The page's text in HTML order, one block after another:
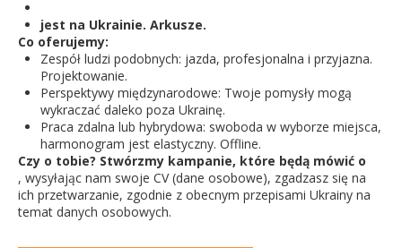
jest na Ukrainie. Arkusze.
Co oferujemy:
Zespół ludzi podobnych: jazda, profesjonalna i przyjazna.
Projektowanie.
Perspektywy międzynarodowe: Twoje pomysły mogą
wykraczać daleko poza Ukrainę.
Praca zdalna lub hybrydowa: swoboda w wyborze miejsca,
harmonogram jest elastyczny. Offline.
Czy o tobie? Stwórzmy kampanie, które będą mówić o
, wysyłając nam swoje CV (dane osobowe), zgadzasz się na
ich przetwarzanie, zgodnie z obecnym przepisami Ukrainy na
temat danych osobowych.